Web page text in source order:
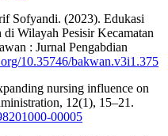
Sofyandi. (2023). Edukasi
di Wilayah Pesisir Kecamatan
: Jurnal Pengabdian
10.35746/bakwan.v3i1.375
nursing influence on
12(1), 15–21.
00005